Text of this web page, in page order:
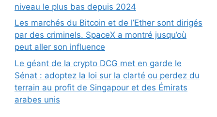
niveau le plus bas depuis 2024
Les marchés du Bitcoin et de l’Ether sont dirigés
par des criminels. SpaceX a montré jusqu’où
peut aller son influence
Le géant de la crypto DCG met en garde le
Sénat : adoptez la loi sur la clarté ou perdez du
terrain au profit de Singapour et des Émirats
arabes unis